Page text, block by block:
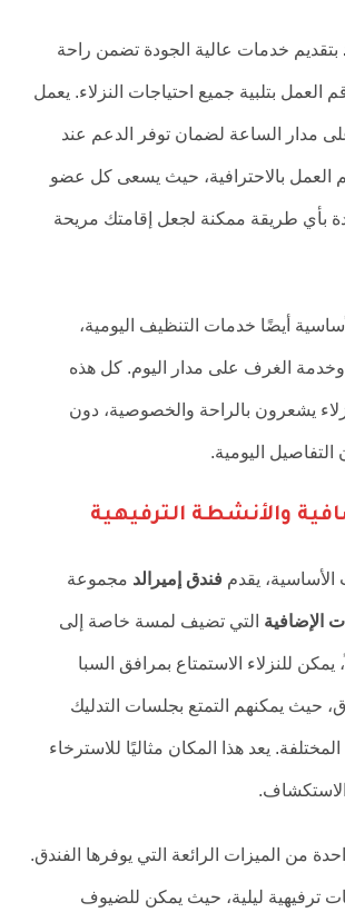
بتقديم خدمات عالية الجودة تضمن راحة
العمل بتلبية جميع احتياجات النزلاء. يعمل
مدار الساعة لضمان توفر الدعم عند
العمل بالاحترافية، حيث يسعى كل عضو
بأي طريقة ممكنة لجعل إقامتك مريحة
أيضًا خدمات التنظيف اليومية،
الغرف على مدار اليوم. كل هذه
يشعرون بالراحة والخصوصية، دون
التفاصيل اليومية.
والأنشطة الترفيهية
يقدم فندق إميرالد مجموعة
الإضافية التي تضيف لمسة خاصة إلى
يمكن للنزلاء الاستمتاع بمرافق السبا
حيث يمكنهم التمتع بجلسات التدليك
يعد هذا المكان مثاليًا للاسترخاء
من الميزات الرائعة التي يوفرها الفندق.
ترفيهية ليلية، حيث يمكن للضيوف